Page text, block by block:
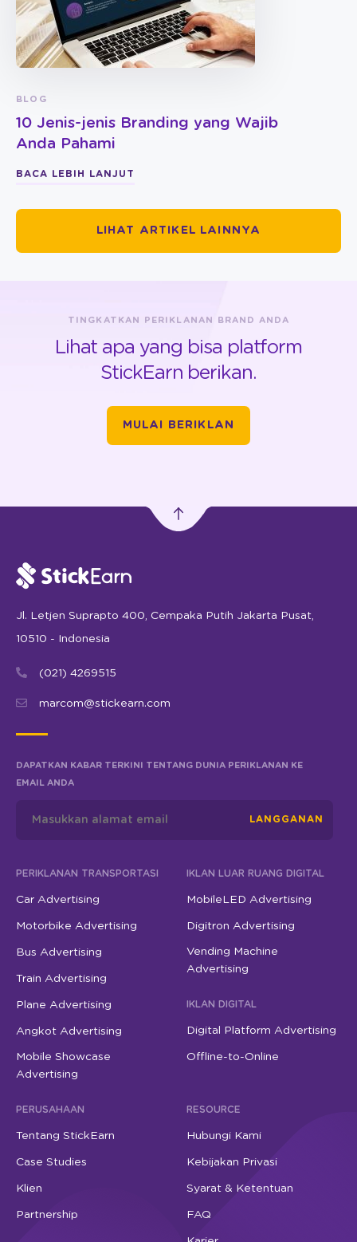
BLOG
10 Jenis-jenis Branding yang Wajib
Anda Pahami
BACA LEBIH LANJUT
LIHAT ARTIKEL LAINNYA
TINGKATKAN PERIKLANAN BRAND ANDA
Lihat apa yang bisa platform
StickEarn berikan.
MULAI BERIKLAN
Jl. Letjen Suprapto 400, Cempaka Putih Jakarta Pusat,
10510 - Indonesia
(021) 4269515
marcom@stickearn.com
DAPATKAN KABAR TERKINI TENTANG DUNIA PERIKLANAN KE
EMAIL ANDA
LANGGANAN
PERIKLANAN TRANSPORTASI
Car Advertising
Motorbike Advertising
Bus Advertising
Train Advertising
Plane Advertising
Angkot Advertising
Mobile Showcase
Advertising
IKLAN LUAR RUANG DIGITAL
MobileLED Advertising
Digitron Advertising
Vending Machine
Advertising
IKLAN DIGITAL
Digital Platform Advertising
Offline-to-Online
PERUSAHAAN
Tentang StickEarn
Case Studies
Klien
Partnership
RESOURCE
Hubungi Kami
Kebijakan Privasi
Syarat & Ketentuan
FAQ